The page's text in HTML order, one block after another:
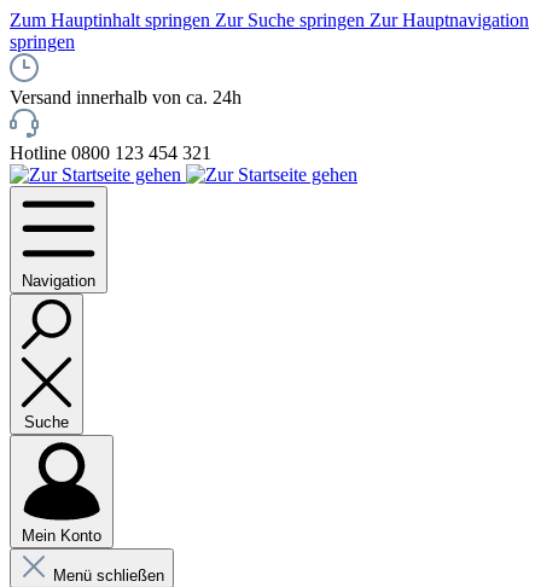
Zum Hauptinhalt springen Zur Suche springen Zur Hauptnavigation
springen
Versand innerhalb von ca. 24h
Hotline 0800 123 454 321
Navigation
Suche
Mein Konto
Menü schließen